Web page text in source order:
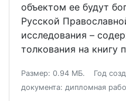
объектом ее будут
Русской
исследования –
толкования на книгу
Размер: 0.94 МБ. Год
документа: дипломная